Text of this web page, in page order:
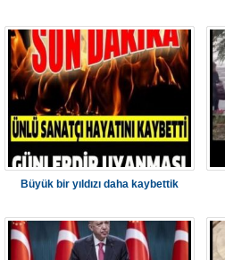
Büyük bir yıldızı daha kaybettik